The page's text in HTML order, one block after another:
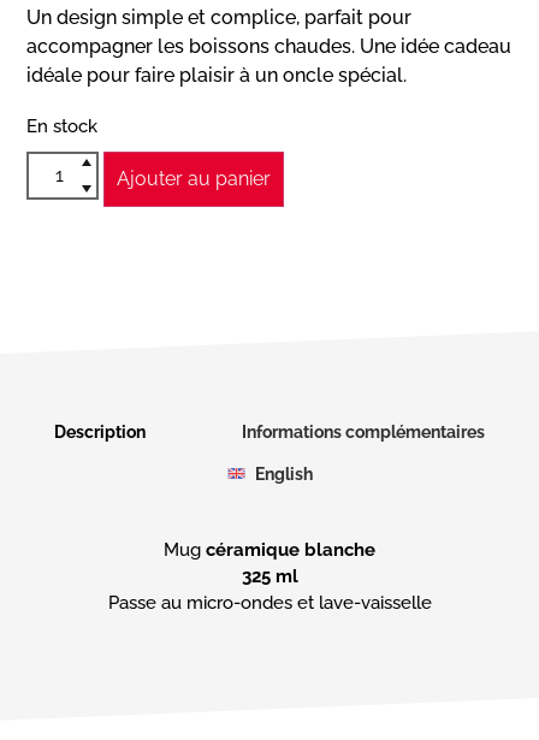
Un design simple et complice, parfait pour
accompagner les boissons chaudes. Une idée cadeau
idéale pour faire plaisir à un oncle spécial.
En stock
Ajouter au panier
Description Informations complémentaires
English
Mug céramique blanche
325 ml
Passe au micro-ondes et lave-vaisselle